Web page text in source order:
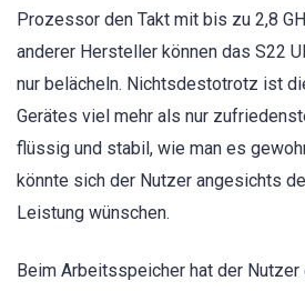
Prozessor den Takt mit bis zu 2,8
anderer Hersteller können das S22
nur belächeln. Nichtsdestotrotz ist
Gerätes viel mehr als nur
flüssig und stabil, wie man es
könnte sich der Nutzer angesichts
Leistung wünschen.
Beim Arbeitsspeicher hat der